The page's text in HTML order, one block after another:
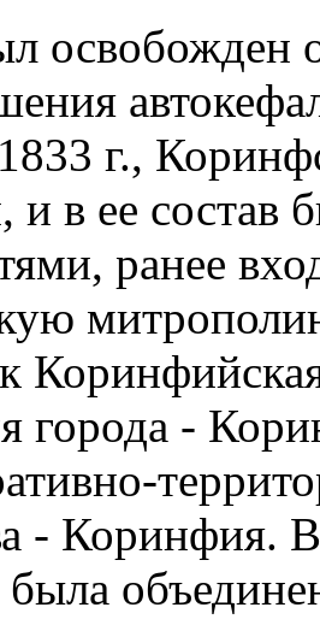
освобожден
г.,
и в ее состав
ранее
города -
- Коринфия.